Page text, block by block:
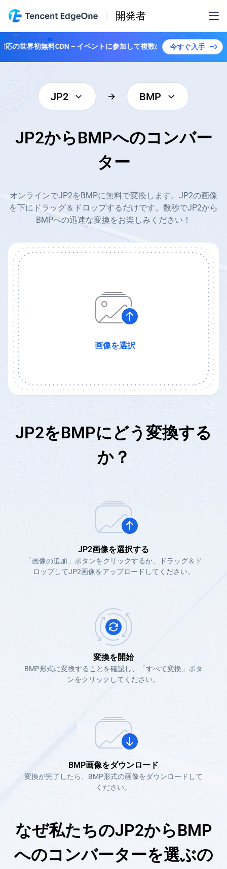
開発者
世界初無料CDN – イベントに参加して複数のプランを解除しよう！
今すぐ入手
JP2 BMP
JP2からBMPへのコンバー
ター
オンラインでJP2をBMPに無料で変換します。JP2の画像
を下にドラッグ＆ドロップするだけです。数秒でJP2から
BMPへの迅速な変換をお楽しみください！
画像を選択
JP2をBMPにどう変換する
か？
JP2画像を選択する
「画像の追加」ボタンをクリックするか、ドラッグ＆ド
ロップしてJP2画像をアップロードしてください。
変換を開始
BMP形式に変換することを確認し、「すべて変換」ボタ
ンをクリックしてください。
BMP画像をダウンロード
変換が完了したら、BMP形式の画像をダウンロードして
ください。
なぜ私たちのJP2からBMP
へのコンバーターを選ぶの